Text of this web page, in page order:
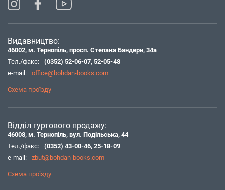
Видавництво:
46002, м. Тернопіль, просп. Степана Бандери, 34а
Тел./факс:
(0352) 52-06-07, 52-05-48
e-mail:
office@bohdan-books.com
Схема проїзду
Відділ гуртового продажу:
46008, м. Тернопіль, вул. Подільська, 44
Тел./факс:
(0352) 43-00-46, 25-18-09
e-mail:
zbut@bohdan-books.com
Схема проїзду